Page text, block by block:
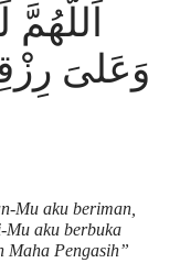
وَعَلىَ
Mu aku beriman,
Mu aku berbuka
Maha Pengasih”